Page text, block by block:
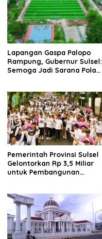
Lapangan Gaspa Palopo
Rampung, Gubernur Sulsel:
Semoga Jadi Sarana Pola
Pemerintah Provinsi Sulsel
Gelontorkan Rp 3,5 Miliar
untuk Pembangunan